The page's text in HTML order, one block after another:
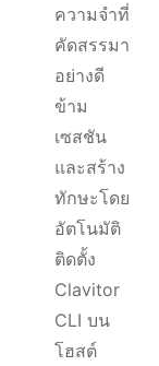
ความจำที่
คัดสรรมา
อย่างดี
ข้าม
เซสชัน
และสร้าง
ทักษะโดย
อัตโนมัติ
ติดตั้ง
Clavitor
CLI บน
โฮสต์